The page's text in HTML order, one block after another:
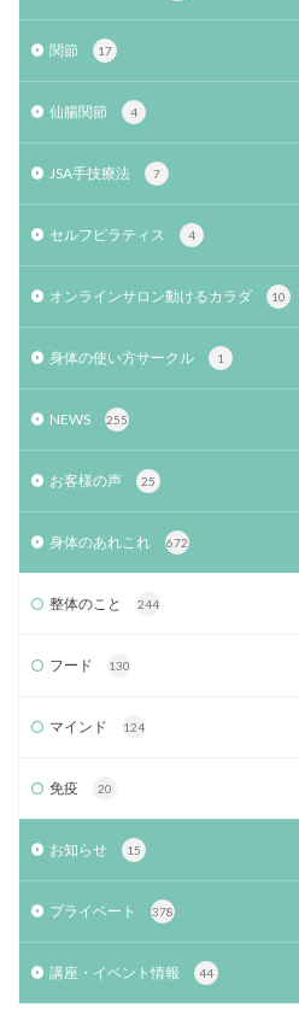
関節 17
仙腸関節 4
JSA手技療法 7
セルフピラティス 4
オンラインサロン動けるカラダ 10
身体の使い方サークル 1
NEWS 255
お客様の声 25
身体のあれこれ 672
整体のこと 244
フード 130
マインド 124
免疫 20
お知らせ 15
プライベート 378
講座・イベント情報 44